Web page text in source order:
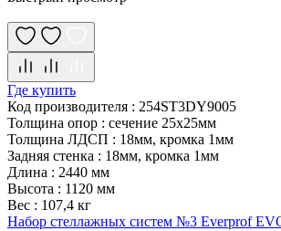
Где купить
Код производителя : 254ST3DY9005
Толщина опор : сечение 25х25мм
Толщина ЛДСП : 18мм, кромка 1мм
Задняя стенка : 18мм, кромка 1мм
Длина : 2440 мм
Высота : 1120 мм
Вес : 107,4 кг
Набор стеллажных систем №3 Everprof